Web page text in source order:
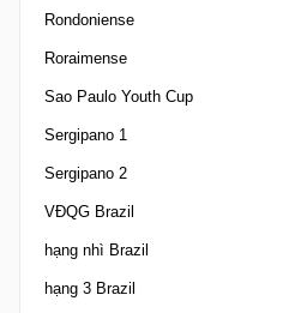
Rondoniense
Roraimense
Sao Paulo Youth Cup
Sergipano 1
Sergipano 2
VĐQG Brazil
hạng nhì Brazil
hạng 3 Brazil